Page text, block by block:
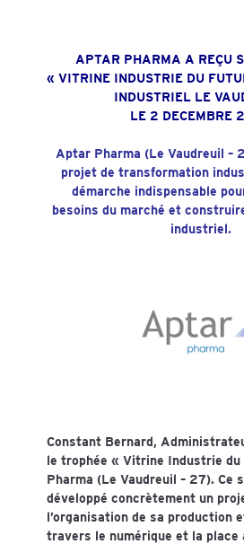
APTAR PHARMA A REÇU
« VITRINE INDUSTRIE DU
INDUSTRIEL LE
LE 2 DECEMBRE
Aptar Pharma (Le Vaudreuil –
projet de transformation
démarche indispensable
besoins du marché et
industriel.
Constant Bernard,
le trophée « Vitrine Industrie
Pharma (Le Vaudreuil – 27).Ce
développé concrètement un
l’organisation de sa production
travers le numérique et la place